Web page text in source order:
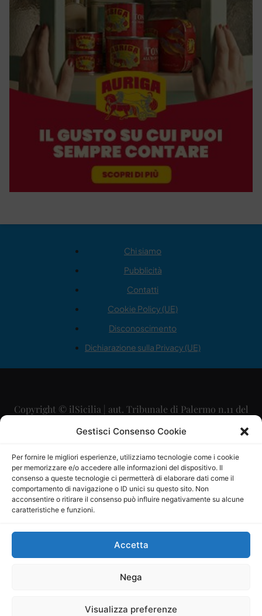
Gestisci Consenso Cookie
Per fornire le migliori esperienze, utilizziamo tecnologie come i cookie
per memorizzare e/o accedere alle informazioni del dispositivo. Il
consenso a queste tecnologie ci permetterà di elaborare dati come il
comportamento di navigazione o ID unici su questo sito. Non
acconsentire o ritirare il consenso può influire negativamente su alcune
caratteristiche e funzioni.
Accetta
Nega
Visualizza preferenze
Chi siamo
Pubblicità
Contatti
Cookie Policy (UE)
Disconoscimento
Dichiarazione sulla Privacy (UE)
Copyright © ilSicilia | aut. Tribunale di Palermo n.11 del
29/09/2015
Direttore Editoriale: Maurizio Scaglione
Direttore Responsabile: Maria Calabrese
P.IVA: 06334930820
Mercurio Comunicazione Società Cooperativa a r.l. è
iscritta al Registro degli Operatori di Comunicazione al